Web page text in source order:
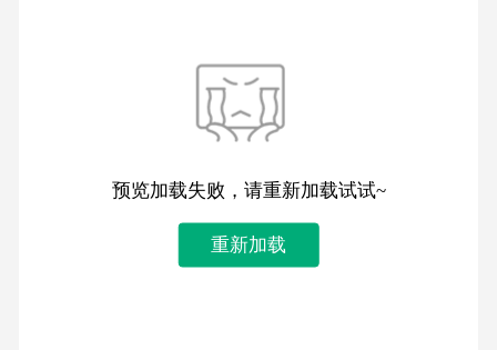
预览加载失败，请重新加载试试~
重新加载